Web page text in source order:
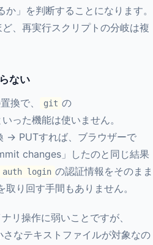
」を判断することになります。
、再実行スクリプトの分岐は複
ない
換で、
git の
た機能は使いません。
→ PUTすれば、ブラウザーで
changes」したのと同じ結果
auth login の認証情報をそのまま
り回す手間もありません。
リ操作に弱いことですが、
さなテキストファイルが対象なの